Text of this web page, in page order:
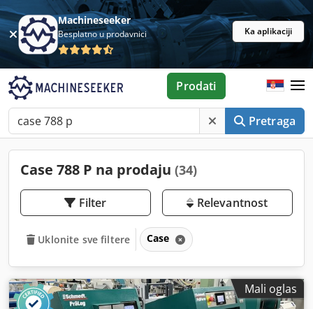
Machineseeker
Besplatno u prodavnici Ka aplikaciji
Pretraga
Prodati
Case 788 P na prodaju (34)
Filter Relevantnost
Uklonite sve filtere Case
Mali oglas